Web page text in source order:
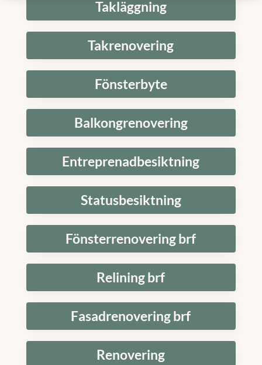
Takläggning
Takrenovering
Fönsterbyte
Balkongrenovering
Entreprenadbesiktning
Statusbesiktning
Fönsterrenovering brf
Relining brf
Fasadrenovering brf
Renovering